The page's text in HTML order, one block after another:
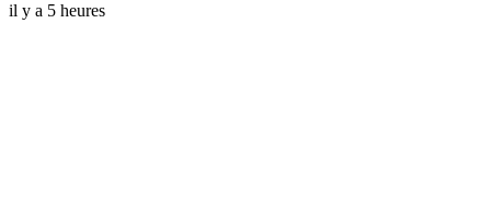
il y a 5 heures